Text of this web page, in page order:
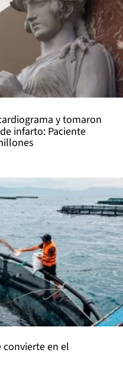
y tomaron
infarto: Paciente
convierte en el